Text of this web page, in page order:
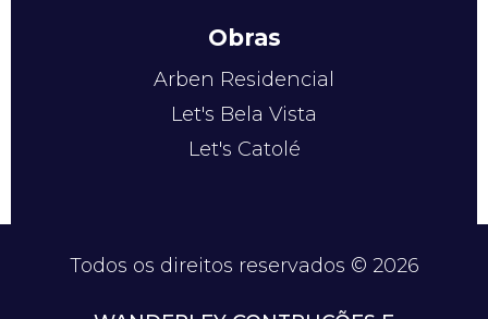
Obras
Arben Residencial
Let's Bela Vista
Let's Catolé
Todos os direitos reservados © 2026